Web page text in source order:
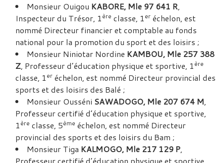
Monsieur Ouigou KABORE, Mle 97 641 R,
Inspecteur du Trésor, 1ère classe, 1er échelon, est
nommé Directeur financier et comptable au fonds
national pour la promotion du sport et des loisirs ;
Monsieur Niniotar Nordine KAMBOU, Mle 257 388
Z, Professeur d’éducation physique et sportive, 1ère
classe, 1er échelon, est nommé Directeur provincial des
sports et des loisirs des Balé ;
Monsieur Ousséni SAWADOGO, Mle 207 674 M,
Professeur certifié d’éducation physique et sportive,
1ère classe, 5ème échelon, est nommé Directeur
provincial des sports et des loisirs du Bam ;
Monsieur Tiga KALMOGO, Mle 217 129 P,